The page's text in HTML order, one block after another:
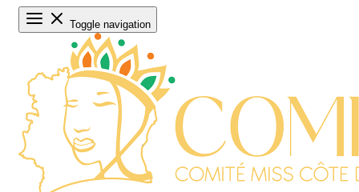
Toggle navigation